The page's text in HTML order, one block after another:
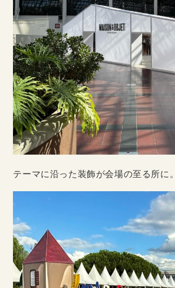
テーマに沿った装飾が会場の至る所に。